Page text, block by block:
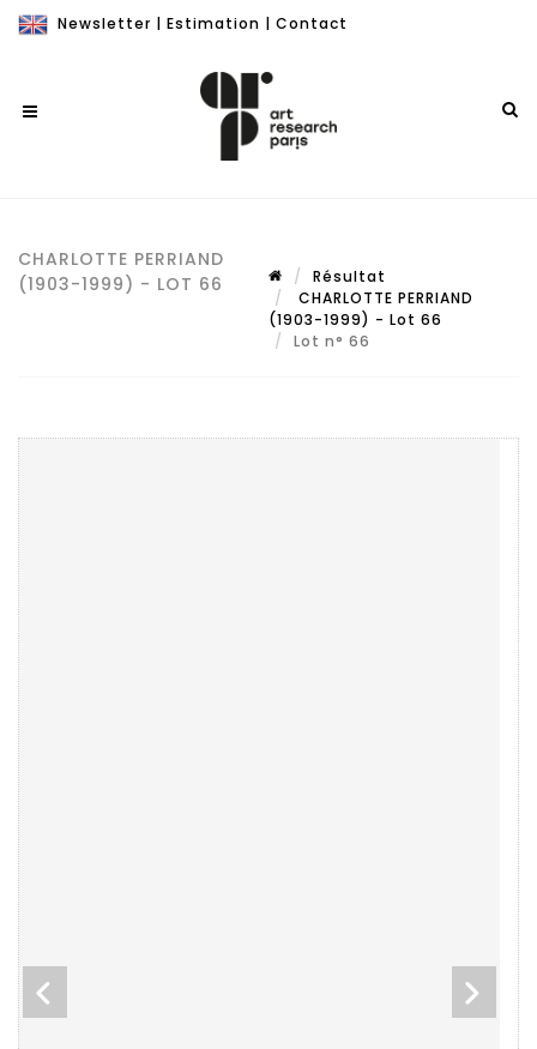
Newsletter | Estimation | Contact
CHARLOTTE PERRIAND
(1903-1999) - LOT 66
Résultat
CHARLOTTE PERRIAND
(1903-1999) - Lot 66
Lot n° 66